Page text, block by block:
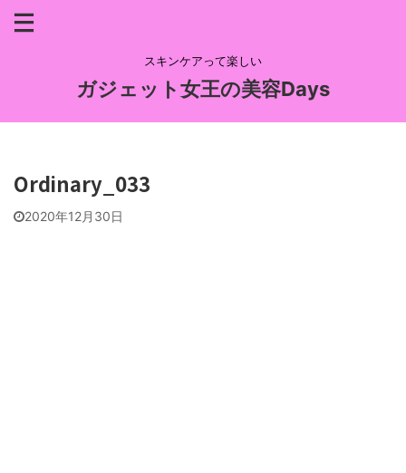
スキンケアって楽しい
ガジェット女王の美容Days
Ordinary_033
2020年12月30日